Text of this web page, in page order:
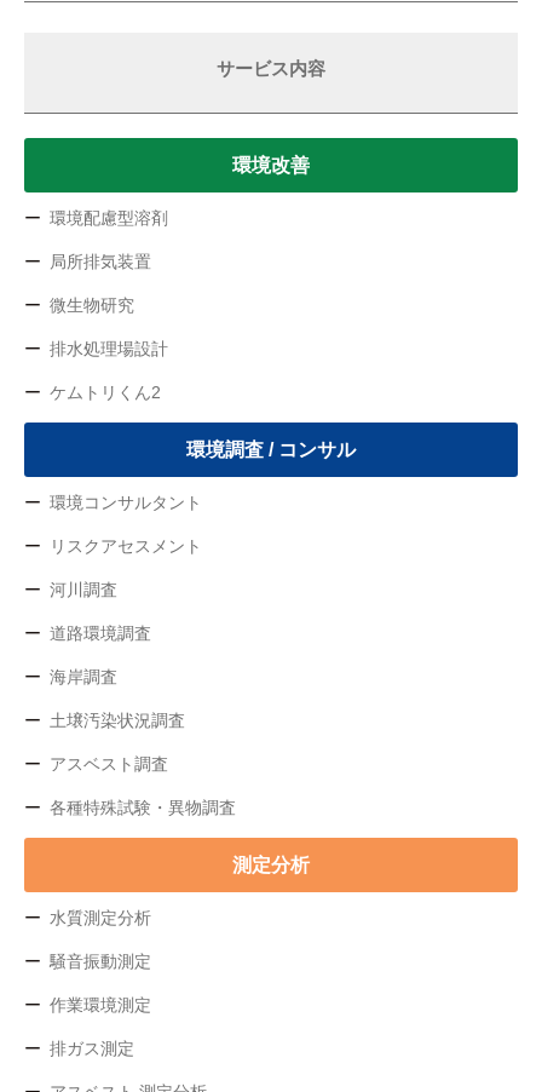
サービス内容
環境改善
環境配慮型溶剤
局所排気装置
微生物研究
排水処理場設計
ケムトリくん2
環境調査 / コンサル
環境コンサルタント
リスクアセスメント
河川調査
道路環境調査
海岸調査
土壌汚染状況調査
アスベスト調査
各種特殊試験・異物調査
測定分析
水質測定分析
騒音振動測定
作業環境測定
排ガス測定